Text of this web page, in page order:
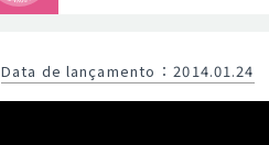
Data de lançamento ： 2014.01.24